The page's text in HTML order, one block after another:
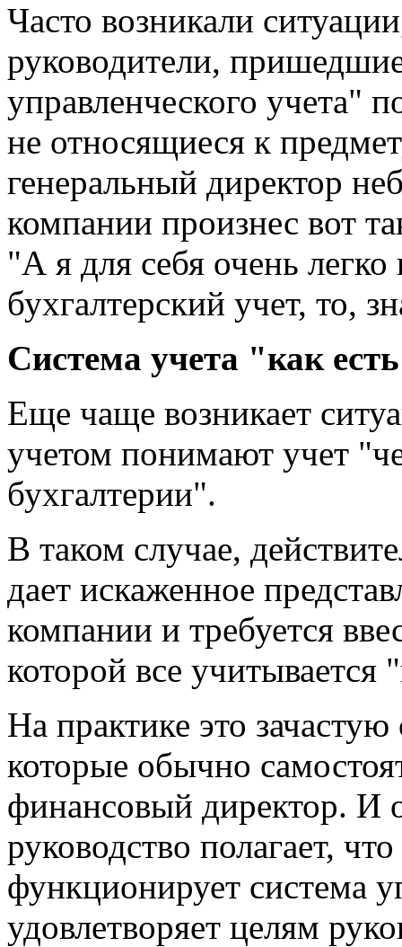
Часто возникали
руководители,
управленческого учета"
не относящиеся к
генеральный директор
компании произнес вот
"А я для себя очень легко
бухгалтерский учет, то,
Система учета "как
Еще чаще возникает
учетом понимают учет
бухгалтерии".
В таком случае,
дает искаженное
компании и требуется
которой все учитывается
На практике это
которые обычно
финансовый директор. И
руководство полагает,
функционирует система
удовлетворяет целям